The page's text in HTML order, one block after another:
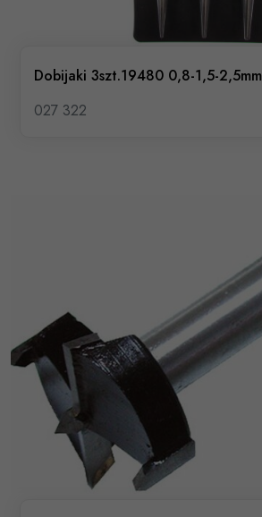
Dobijaki 3szt.19480 0,8-1,5-2,5mm
027 322